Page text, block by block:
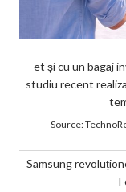
et și cu un bagaj
studiu recent
Source:
Samsung